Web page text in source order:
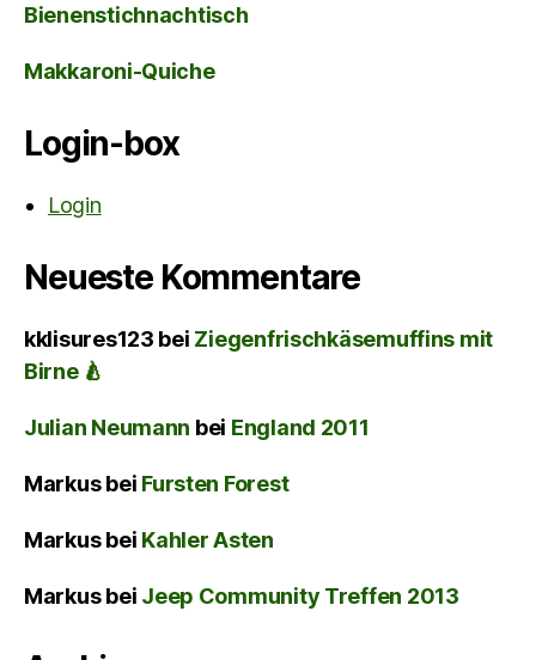
Bienenstichnachtisch
Makkaroni-Quiche
Login-box
Login
Neueste Kommentare
kklisures123 bei Ziegenfrischkäsemuffins mit
Birne 🍐
Julian Neumann bei England 2011
Markusbei Fursten Forest
Markusbei Kahler Asten
Markusbei Jeep Community Treffen 2013